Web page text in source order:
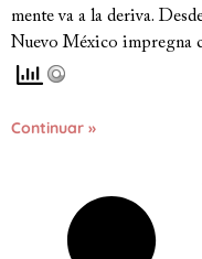
mente va a la deriva.
Nuevo México impregna
Continuar »